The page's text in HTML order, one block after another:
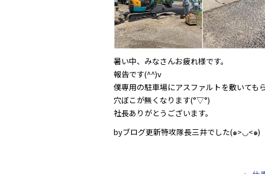
暑い中、みなさんお疲れ様です。
報告です(^^)v
僕専用の駐車場にアスファルトを敷いても
穴ぼこが無くなります(°▽°)
社長ありがとうございます。
byブログ更新特攻隊長三井でした(๑>◡<๑)